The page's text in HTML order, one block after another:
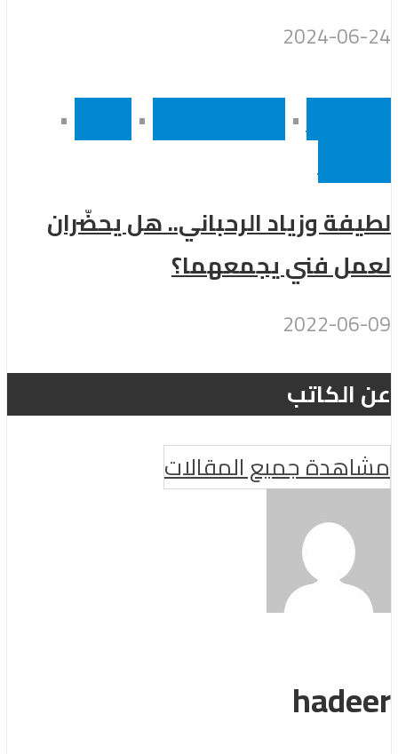
2024-06-24
•
•
•
لطيفة وزياد الرحباني.. هل يحضّران
لعمل فني يجمعهما؟
2022-06-09
عن الكاتب
مشاهدة جميع المقالات
hadeer